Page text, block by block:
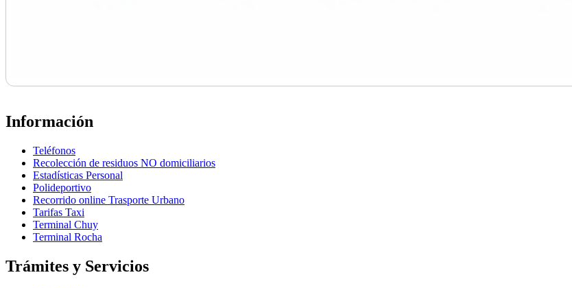
Información
Teléfonos
Recolección de residuos NO domiciliarios
Estadísticas Personal
Polideportivo
Recorrido online Trasporte Urbano
Tarifas Taxi
Terminal Chuy
Terminal Rocha
Trámites y Servicios